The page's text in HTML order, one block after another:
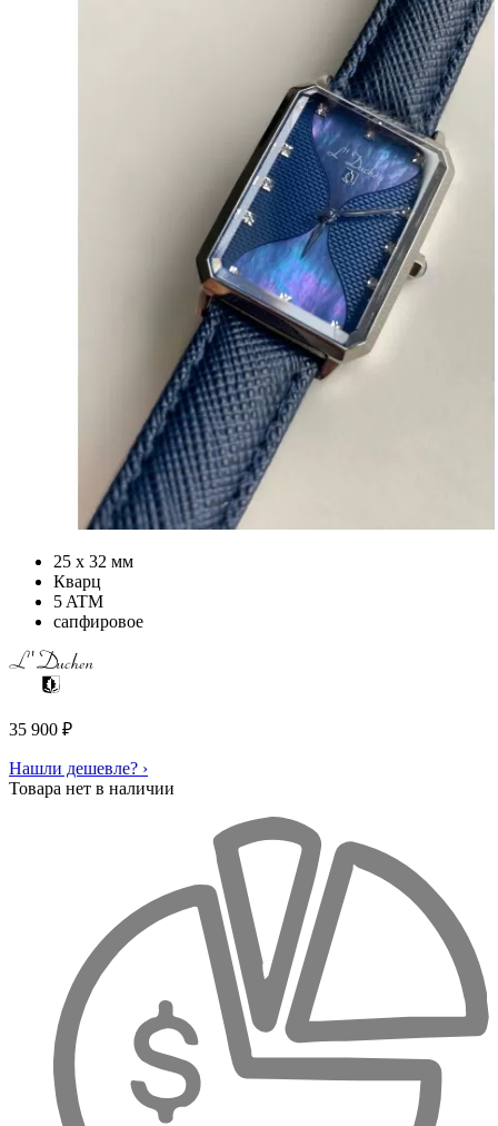
25 х 32 мм
Кварц
5 ATM
сапфировое
35 900 ₽
Нашли дешевле? ›
Товара нет в наличии